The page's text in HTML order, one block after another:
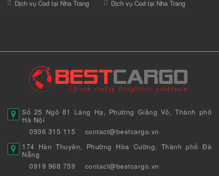
Dịch vụ Cod tại Nha Trang Dịch vụ Cod tại Nha Trang
Số 25 Ngõ 81 Láng Hạ, Phường Giảng Võ, Thành phố
Hà Nội
0936 315 115
contact@bestcargo.vn
174 Hàn Thuyên, Phường Hòa Cường, Thành phố Đà
Nẵng
0919 968 759
contact@bestcargo.vn